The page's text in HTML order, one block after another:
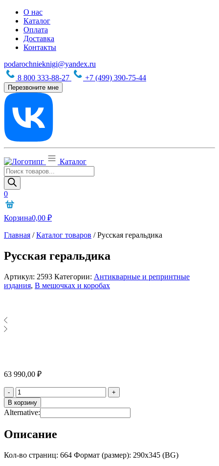
О нас
Каталог
Оплата
Доставка
Контакты
podarochnieknigi@yandex.ru
8 800 333-88-27
+7 (499) 390-75-44
Перезвоните мне
Каталог
Поиск
товаров
0
Корзина0,00 ₽
Главная /Каталог товаров /Русская геральдика
Русская геральдика
Артикул: 2593 Категории: Антикварные и репринтные
издания, В мешочках и коробах
63 990,00 ₽
- Количество
+
В корзину
Alternative:
Описание
Кол-во страниц: 664 Формат (размер): 290х345 (BG)